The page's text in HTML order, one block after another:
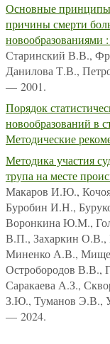
Основные принципы
причины смерти
новообразованиями
Старинский В.В.,
Данилова Т.В.,
— 2001.
Порядок
новообразований в
Методические
Методика участия
трупа на месте
Макаров И.Ю.,
Буробин И.Н.,
Воронкина Ю.М.,
В.П., Захаркин
Миненко А.В.,
Остробородов В.В.,
Саракаева А.З.,
З.Ю., Туманов Э.В.,
— 2024.